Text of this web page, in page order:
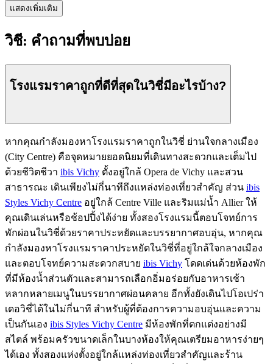
แสดงเพิ่มเติม
วิชี: คำถามที่พบบ่อย
โรงแรมราคาถูกที่ดีที่สุดในวิชี่มีอะไรบ้าง?
หากคุณกำลังมองหาโรงแรมราคาถูกในวิชี่ ย่านใจกลางเมือง
(City Centre) คือจุดหมายยอดนิยมที่เดินทางสะดวกและเต็มไป
ด้วยชีวิตชีวา ibis Vichy ตั้งอยู่ใกล้ Opera de Vichy และสวน
สาธารณะ เดินเพียงไม่กี่นาทีถึงแหล่งท่องเที่ยวสำคัญ ส่วน ibis
Styles Vichy Centre อยู่ใกล้ Centre Ville และริมแม่น้ำ Allier ให้
คุณเดินเล่นหรือช้อปปิ้งได้ง่าย ทั้งสองโรงแรมนี้ตอบโจทย์การ
พักผ่อนในวิชี่ด้วยราคาประหยัดและบรรยากาศอบอุ่น, หากคุณ
กำลังมองหาโรงแรมราคาประหยัดในวิชี่ที่อยู่ใกล้ใจกลางเมือง
และตอบโจทย์ความสะดวกสบาย ibis Vichy โดดเด่นด้วยห้องพัก
ที่มีห้องน้ำส่วนตัวและสามารถเลือกอิ่มอร่อยกับอาหารเช้า
หลากหลายเมนูในบรรยากาศผ่อนคลาย อีกทั้งยังเดินไปโอเปร่า
เดอวิชี่ได้ในไม่กี่นาที สำหรับผู้ที่ต้องการความอบอุ่นและความ
เป็นกันเอง ibis Styles Vichy Centre มีห้องพักที่ตกแต่งอย่างมี
สไตล์ พร้อมครัวขนาดเล็กในบางห้องให้คุณเตรียมอาหารง่ายๆ
ได้เอง ทั้งสองแห่งตั้งอยู่ใกล้แหล่งท่องเที่ยวสำคัญและร้าน